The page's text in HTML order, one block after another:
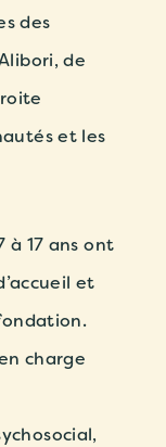
des
de
et les
à 17 ans ont
et
charge